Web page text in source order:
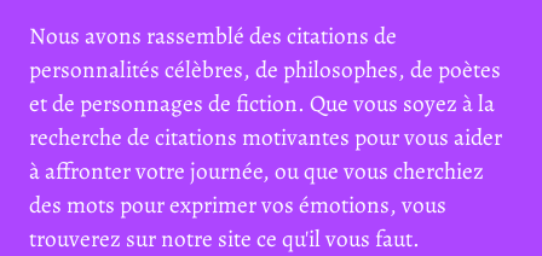
Nous avons rassemblé des citations de
personnalités célèbres, de philosophes, de poètes
et de personnages de fiction. Que vous soyez à la
recherche de citations motivantes pour vous aider
à affronter votre journée, ou que vous cherchiez
des mots pour exprimer vos émotions, vous
trouverez sur notre site ce qu'il vous faut.